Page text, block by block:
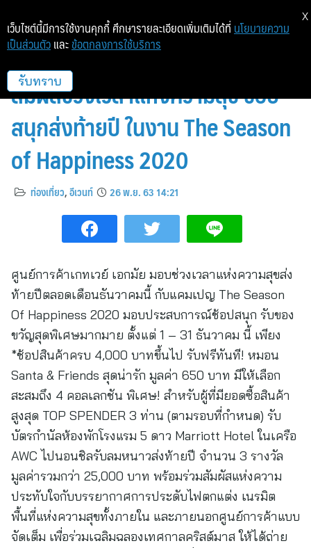
ศูนย์การค้าเกทเวย์ เอกมัย ชวน
สัมผัสช่วงเวลาแห่งความสุข ช้อป
สนุกส่งท้ายปี ในงาน The Season
of Happiness 2020
ท่องเที่ยว,อีเวนท์ 26 พ.ย. 63 14:21
ศูนย์การค้าเกทเวย์ เอกมัย มอบช่วงเวลาแห่งความสุขส่ง
ท้ายปีตลอดเดือนธันวาคมนี้ กับแคมเปญ The Season
Of Happiness 2020 มอบประสบการณ์ช้อปสนุก รับของ
ขวัญสุดพิเศษมากมาย ตั้งแต่ 1 – 31 ธันวาคม นี้ เพียง
*ช้อปสินค้าครบ 4,000 บาทขึ้นไป รับฟรีทันที! หมอน
Santa & Friends สุดน่ารัก มูลค่า 650 บาท มีให้เลือก
สะสมถึง 4 คอลเลกชัน พิเศษ! สำหรับผู้ที่มียอดซื้อสินค้า
สูงสุด TOP SPENDER 3 ท่าน (ตามรอบที่กำหนด) รับ
บัตรกำนัลห้องพักโรงแรม 5 ดาว Marriott Hotel ในเครือ
AWC ไปนอนชิลรับลมหนาวส่งท้ายปี จำนวน 3 รางวัล
มูลค่ารวมกว่า 25,000 บาท พร้อมร่วมสัมผัสแห่งความ
ประทับใจกับบรรยากาศการประดับไฟตกแต่ง เนรมิต
พื้นที่แห่งความสุขทั้งภายใน และภายนอกศูนย์การค้าแบบ
จัดเต็ม เพื่อร่วมเฉลิมฉลองเทศกาลคริสต์มาส ให้ได้ถ่าย
เว็บไซต์นี้มีการใช้งานคุกกี้ ศึกษารายละเอียดเพิ่มเติมได้ที่ นโยบายความ
เป็นส่วนตัว และ ข้อตกลงการใช้บริการ
รับทราบ
X